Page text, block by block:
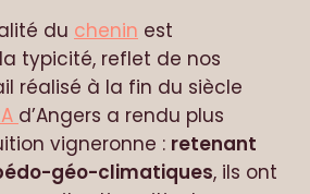
du chenin est
typicité, reflet de nos
réalisé à la fin du siècle
d’Angers a rendu plus
vigneronne : retenant
géo-climatiques, ils ont